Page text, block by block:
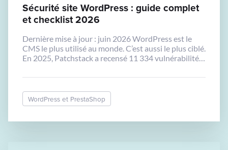
Sécurité site WordPress : guide complet
et checklist 2026
Dernière mise à jour : juin 2026 WordPress est le
CMS le plus utilisé au monde. C’est aussi le plus ciblé.
En 2025, Patchstack a recensé 11 334 vulnérabilités
rapport à 2024. Cette réalité ne doit pas effrayer les
WordPress et PrestaShop